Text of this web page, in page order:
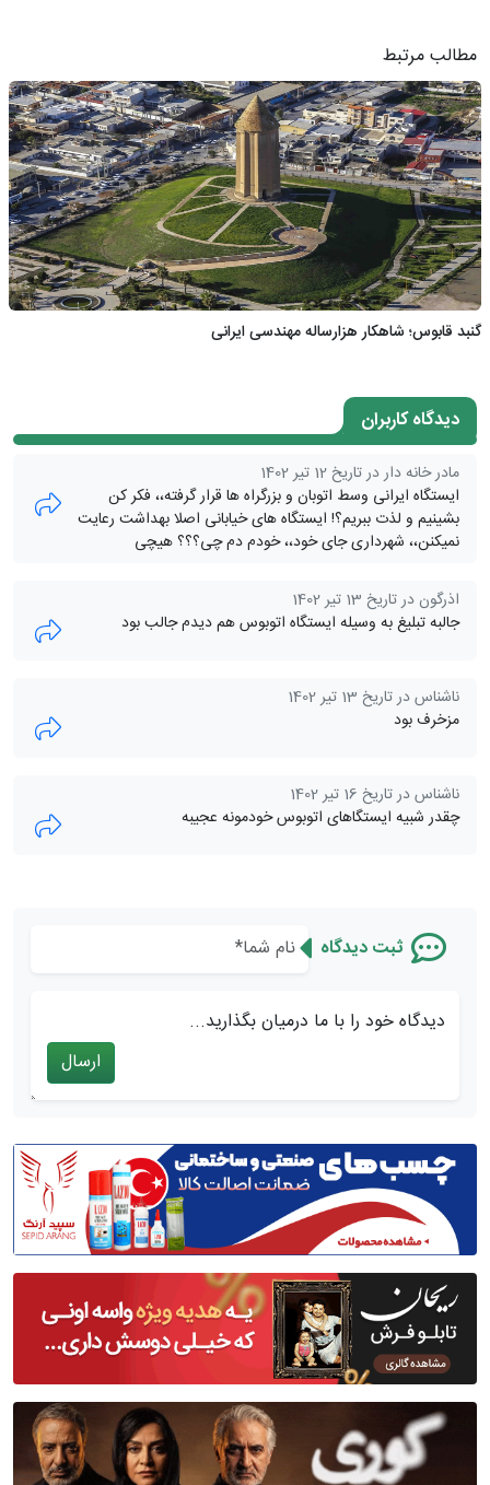
مطالب مرتبط
گنبد قابوس؛ شاهکار هزارساله مهندسی ایرانی
دیدگاه کاربران
مادر خانه دار در تاریخ 12 تیر 1402
ایستگاه ایرانی وسط اتوبان و بزرگراه ها قرار گرفته،، فکر کن
بشینیم و لذت ببریم؟! ایستگاه های خیابانی اصلا بهداشت رعایت
نمیکنن،، شهرداری جای خود،، خودم دم چی؟؟؟ هیچی
اذرگون در تاریخ 13 تیر 1402
جالبه تبلیغ به وسیله ایستگاه اتوبوس هم دیدم جالب بود
ناشناس در تاریخ 13 تیر 1402
مزخرف بود
ناشناس در تاریخ 16 تیر 1402
چقدر شبیه ایستگاهای اتوبوس خودمونه عجیبه
ثبت دیدگاه
دیدگاه خود را با ما درمیان بگذارید...
ارسال